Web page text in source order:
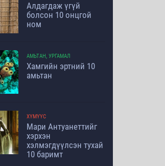
Алдагдаж үгүй
болсон 10 онцгой
ном
АМЬТАН, УРГАМАЛ
Хамгийн эртний 10
амьтан
ХҮМҮҮС
Мари Антуанеттийг
хэрхэн
хэлмэгдүүлсэн тухай
10 баримт